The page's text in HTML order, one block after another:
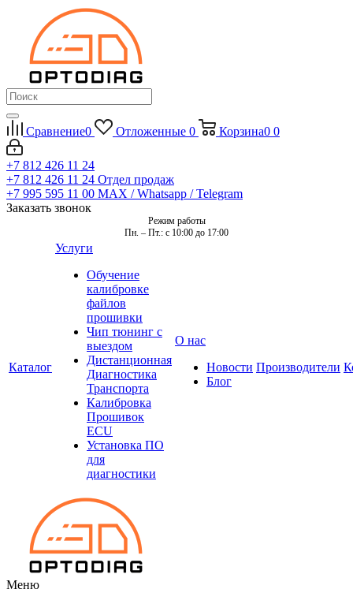
Сравнение0 Отложенные 0 Корзина0 0
+7 812 426 11 24
+7 812 426 11 24 Отдел продаж
+7 995 595 11 00 MAX / Whatsapp / Telegram
Заказать звонок
Режим работы
Пн. – Пт.: с 10:00 до 17:00
Каталог
Услуги
Обучение
калибровке
файлов
прошивки
Чип тюнинг с
выездом
Дистанционная
Диагностика
Транспорта
Калибровка
Прошивок
ECU
Установка ПО
для
диагностики
О нас
Новости
Блог
Производители
Меню